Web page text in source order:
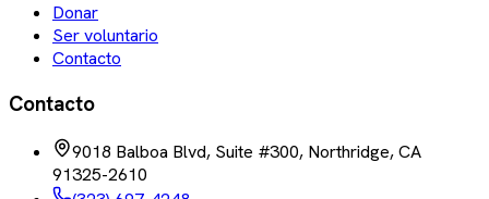
Donar
Ser voluntario
Contacto
Contacto
9018 Balboa Blvd, Suite #300, Northridge, CA
91325-2610